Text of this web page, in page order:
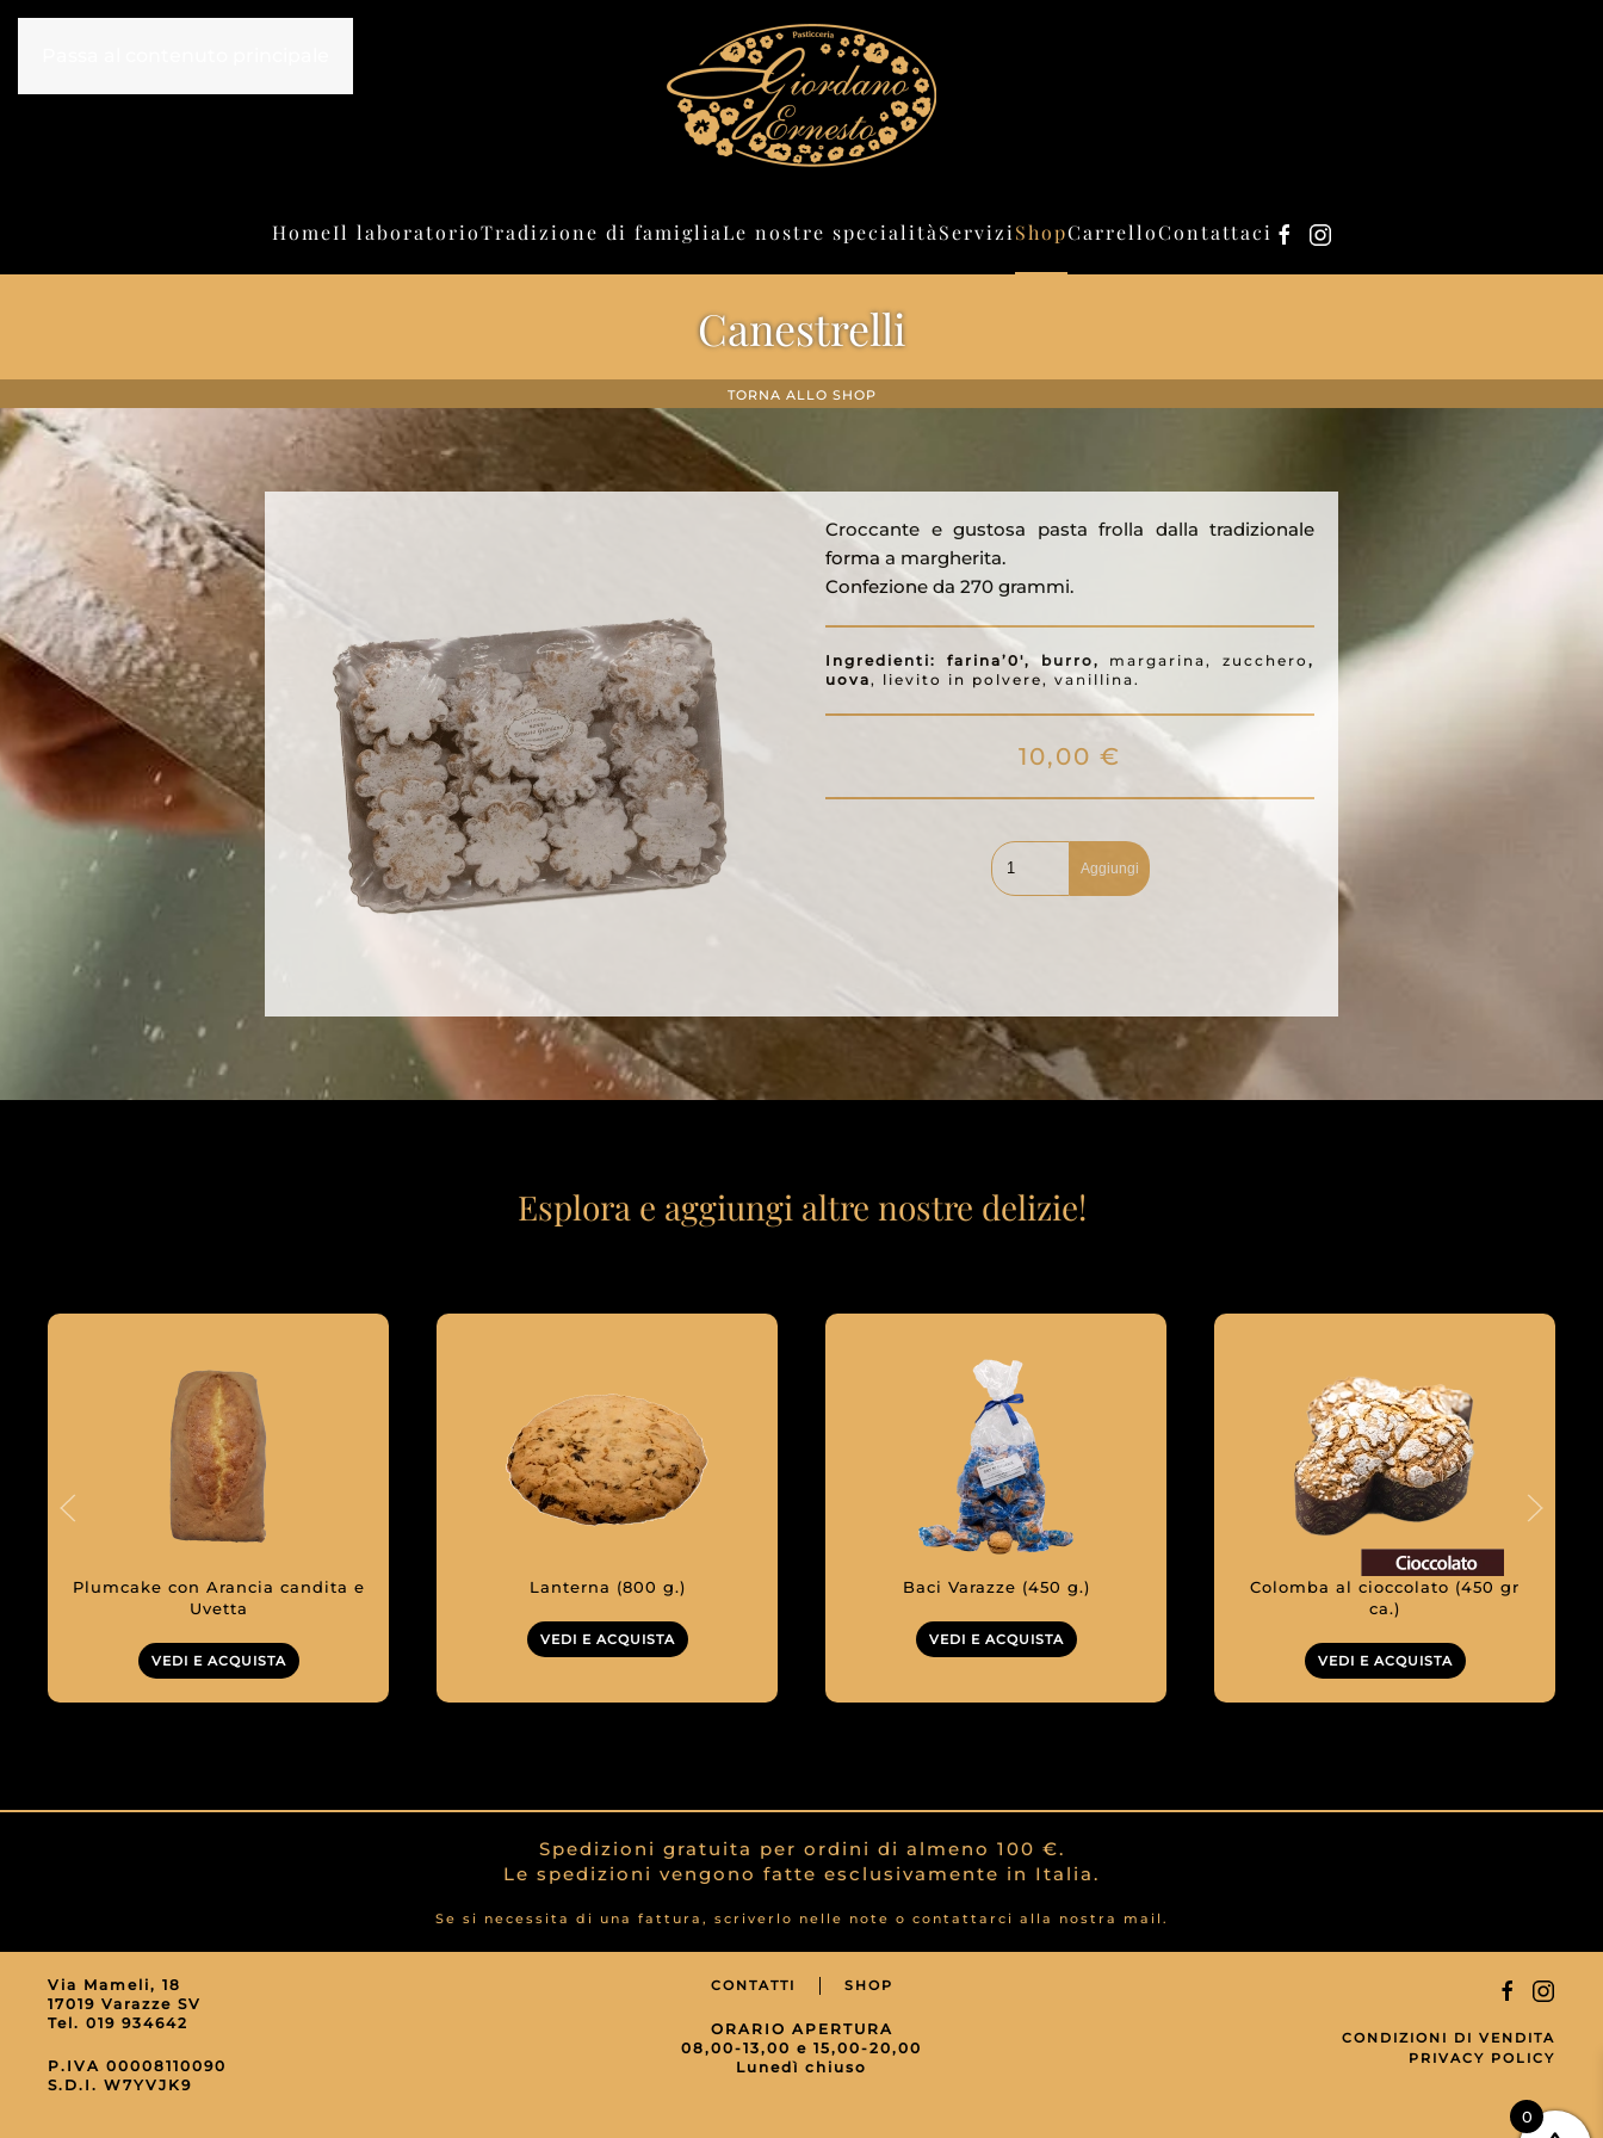
HomeIl laboratorioTradizione di famigliaLe nostre specialitàServiziShopCarrelloContattaci
Canestrelli
TORNA ALLO SHOP
Croccante e gustosa pasta frolla dalla tradizionale
forma a margherita.
Confezione da 270 grammi.
Ingredienti: farina’0′, burro, margarina, zucchero ,
uova, lievito in polvere, vanillina.
10,00 €
Aggiungi
Esplora e aggiungi altre nostre delizie!
Plumcake con Arancia candita e
Uvetta
VEDI E ACQUISTA
Lanterna (800 g.)
VEDI E ACQUISTA
Baci Varazze (450 g.)
VEDI E ACQUISTA
Colomba al cioccolato (450 gr
ca.)
VEDI E ACQUISTA
Spedizioni gratuita per ordini di almeno 100 €.
Le spedizioni vengono fatte esclusivamente in Italia.
Se si necessita di una fattura, scriverlo nelle note o contattarci alla nostra mail.
Via Mameli, 18
17019 Varazze SV
Tel. 019 934642
P.IVA 00008110090
S.D.I. W7YVJK9
CONTATTI SHOP
ORARIO APERTURA
08,00-13,00 e 15,00-20,00
Lunedì chiuso
CONDIZIONI DI VENDITA
PRIVACY POLICY
0